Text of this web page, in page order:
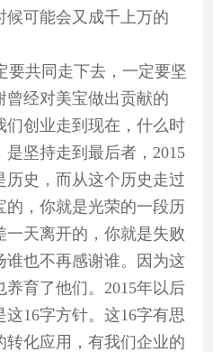
候可能会又成千上万的
共同走下去，一定要坚
曾经对美宝做出贡献的
们创业走到现在，什么时
坚持走到最后者，2015
史，而从这个历史走过
，你就是光荣的一段历
一天离开的，你就是失败
谁也不再感谢谁。因为这
育了他们。2015年以后
16字方针。这16字有思
化应用，有我们企业的